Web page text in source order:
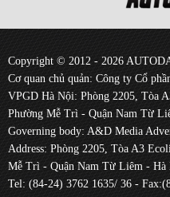
Copyright © 2012 - 2026
Cơ quan chủ quản: Công ty Cổ
VPGD Hà Nội: Phòng 2205, Tòa
Phường Mễ Trì - Quận Nam Từ
Governing body: A&D Media
Address: Phòng 2205, Tòa A3
Mễ Trì - Quận Nam Từ Liêm - Hà
Tel: (84-24) 3762 1635/ 36 -